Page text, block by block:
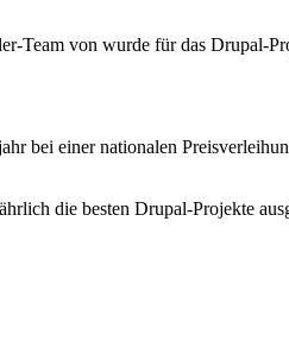
Team von wurde für das Drupal-
bei einer nationalen
die besten Drupal-Projekte